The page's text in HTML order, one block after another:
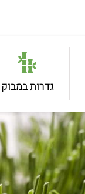
גדרות במבוק